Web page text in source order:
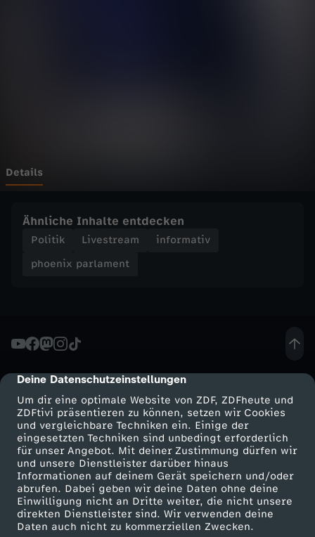
cmp-dialog-description
Deine Datenschutzeinstellungen
Um dir eine optimale Website von ZDF, ZDFheute und
ZDFtivi präsentieren zu können, setzen wir Cookies
und vergleichbare Techniken ein. Einige der
eingesetzten Techniken sind unbedingt erforderlich
für unser Angebot. Mit deiner Zustimmung dürfen wir
und unsere Dienstleister darüber hinaus
Informationen auf deinem Gerät speichern und/oder
abrufen. Dabei geben wir deine Daten ohne deine
Einwilligung nicht an Dritte weiter, die nicht unsere
direkten Dienstleister sind. Wir verwenden deine
Daten auch nicht zu kommerziellen Zwecken.
m
n
H
a
u
s
h
a
Details
Ähnliche Inhalte entdecken
Politik Livestream
informativ
phoenix parlament
Mehr ZDF
ZDF-Apps
Smart TV
ZDFtext
Service
ZDFmitreden
Kontakt zum ZDF
Tickets